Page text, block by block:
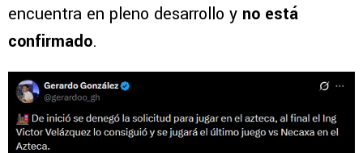
encuentra en pleno desarrollo y no está
confirmado.